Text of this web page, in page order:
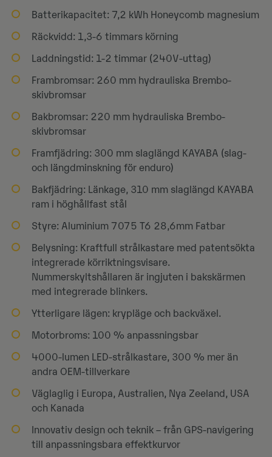
Batterikapacitet: 7,2 kWh Honeycomb magnesium
Räckvidd: 1,3-6 timmars körning
Laddningstid: 1-2 timmar (240V-uttag)
Frambromsar: 260 mm hydrauliska Brembo-
skivbromsar
Bakbromsar: 220 mm hydrauliska Brembo-
skivbromsar
Framfjädring: 300 mm slaglängd KAYABA (slag-
och längdminskning för enduro)
Bakfjädring: Länkage, 310 mm slaglängd KAYABA
ram i höghållfast stål
Styre: Aluminium 7075 T6 28,6mm Fatbar
Belysning: Kraftfull strålkastare med patentsökta
integrerade körriktningsvisare.
Nummerskyltshållaren är ingjuten i bakskärmen
med integrerade blinkers.
Ytterligare lägen: krypläge och backväxel.
Motorbroms: 100 % anpassningsbar
4000-lumen LED-strålkastare, 300 % mer än
andra OEM-tillverkare
Väglaglig i Europa, Australien, Nya Zeeland, USA
och Kanada
Innovativ design och teknik – från GPS-navigering
till anpassningsbara effektkurvor